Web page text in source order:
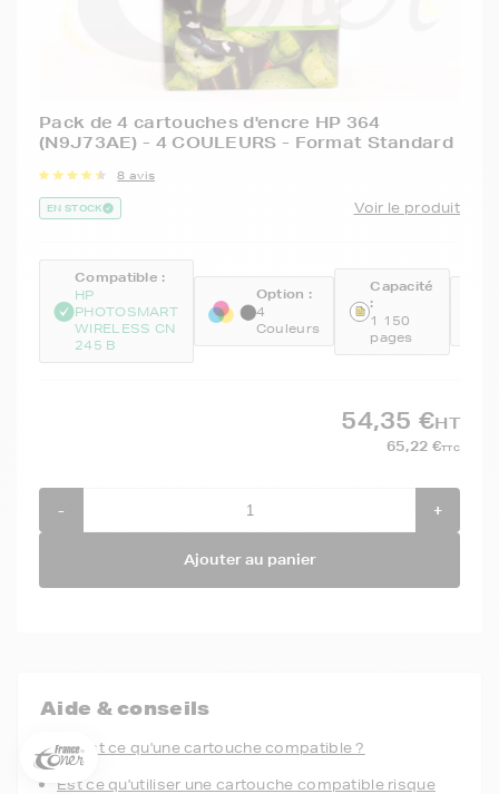
Pack de 4 cartouches d'encre HP 364
(N9J73AE) - 4 COULEURS - Format Standard
8 avis
EN STOCK Voir le produit
Compatible :
HP
PHOTOSMART
WIRELESS CN
245 B
Option :
4
Couleurs
Capacité
:
1 150
pages
54,35 €HT
65,22 €TTC
- +
Ajouter au panier
Aide & conseils
Qu'est ce qu'une cartouche compatible ?
Est ce qu'utiliser une cartouche compatible risque
Inscrivez-vous à notre newsletter, suivez notre actualité et
bénéficiez immédiatement
d’une remise de 5€
commande * !